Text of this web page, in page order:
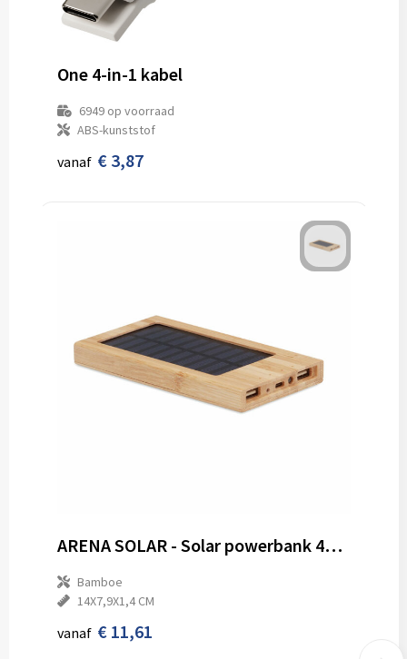
One 4-in-1 kabel
6949op voorraad
ABS-kunststof
vanaf € 3,87
ARENA SOLAR - Solar powerbank 4000 mAh
Bamboe
14X7,9X1,4 CM
vanaf € 11,61